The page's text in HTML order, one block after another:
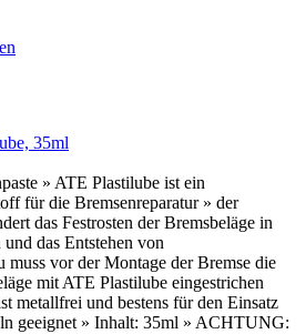
35ml
» ATE Plastilube ist ein
für die Bremsenreparatur » der
das Festrosten der Bremsbeläge in
das Entstehen von
muss vor der Montage der Bremse die
mit ATE Plastilube eingestrichen
metallfrei und bestens für den Einsatz
geeignet » Inhalt: 35ml » ACHTUNG: